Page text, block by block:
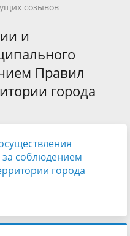
созывов
и
Правил
города
соблюдением
города